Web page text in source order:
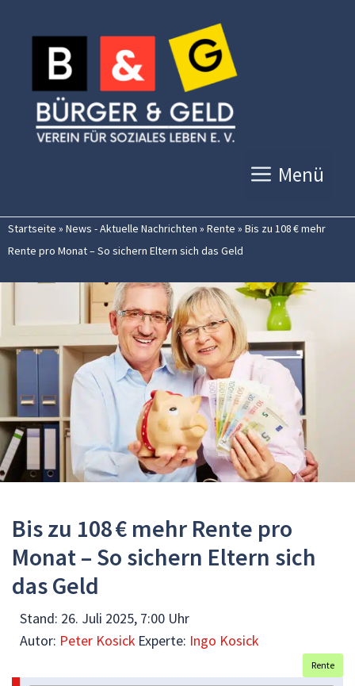
Inhalt
springen
Menü
Startseite » News - Aktuelle Nachrichten » Rente » Bis zu 108 € mehr
Rente pro Monat – So sichern Eltern sich das Geld
Bis zu 108 € mehr Rente pro
Monat – So sichern Eltern sich
das Geld
Stand: 26. Juli 2025, 7:00 Uhr
Autor: Peter Kosick Experte: Ingo Kosick
Rente